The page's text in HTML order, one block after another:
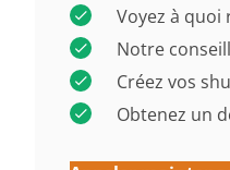
Voyez à
Notre
Créez vos
Obtenez un